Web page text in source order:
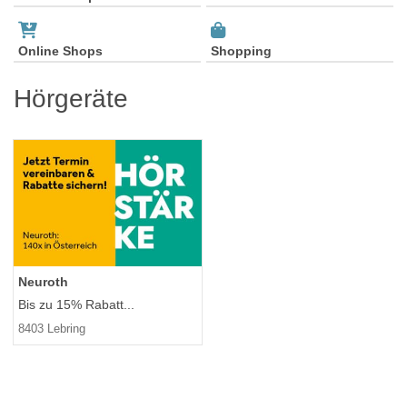
Online Shops Shopping
Hörgeräte
Neuroth
Bis zu 15% Rabatt...
8403 Lebring